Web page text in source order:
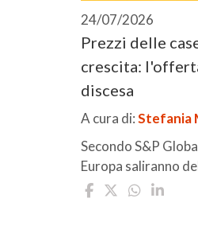
24/07/2026
Prezzi delle
crescita:
discesa
A cura di:Stefania
Secondo S&P
Europa saliranno